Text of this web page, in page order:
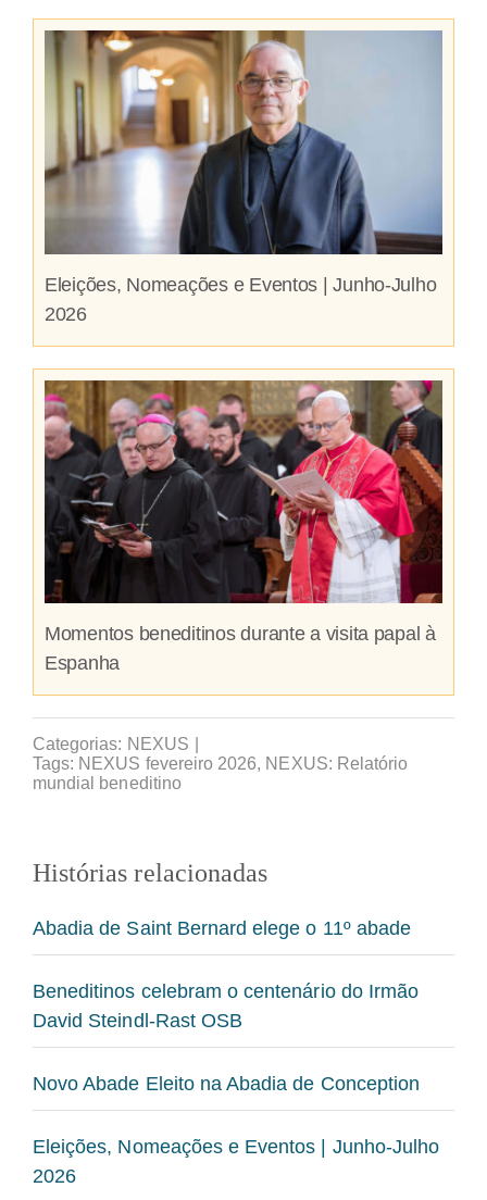
Eleições, Nomeações e Eventos | Junho-Julho
2026
Momentos beneditinos durante a visita papal à
Espanha
Categorias: NEXUS
Tags: NEXUS fevereiro 2026, NEXUS: Relatório
mundial beneditino
Histórias relacionadas
Abadia de Saint Bernard elege o 11º abade
Beneditinos celebram o centenário do Irmão
David Steindl-Rast OSB
Novo Abade Eleito na Abadia de Conception
Eleições, Nomeações e Eventos | Junho-Julho
2026